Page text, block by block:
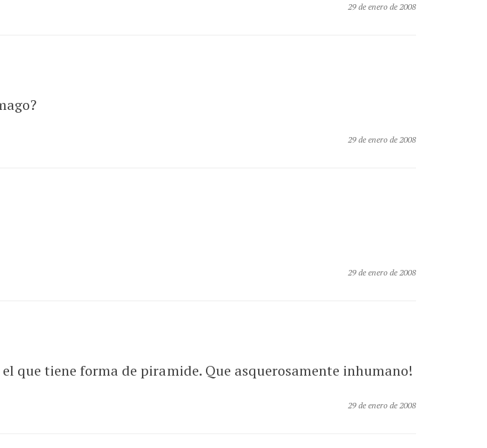
29 de enero de 2008
29 de enero de 2008
29 de enero de 2008
que tiene forma de piramide. Que asquerosamente inhumano!
29 de enero de 2008